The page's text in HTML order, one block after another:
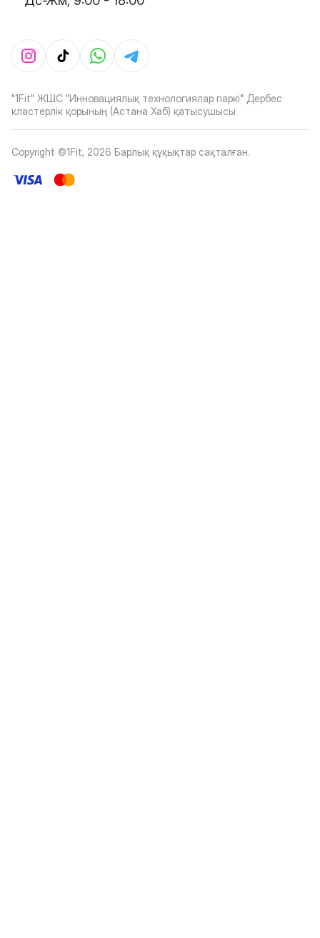
"1Fit" ЖШС "Инновациялық технологиялар паркі" Дербес
кластерлік қорының (Астана Хаб) қатысушысы
Copyright ©1Fit, 2026 Барлық құқықтар сақталған.